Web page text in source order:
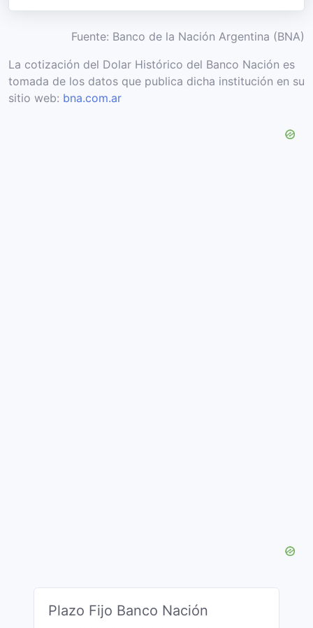
Fuente: Banco de la Nación Argentina (BNA)
La cotización del Dolar Histórico del Banco Nación es
tomada de los datos que publica dicha institución en su
sitio web: bna.com.ar
Plazo Fijo Banco Nación